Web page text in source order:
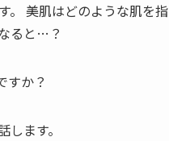
。 美肌はどのような肌を指
ると…？
すか？
ます。